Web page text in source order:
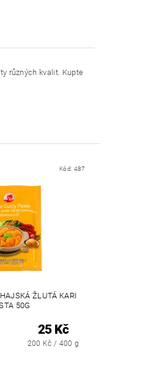
různých kvalit. Kupte
Kód: 487
ŽLUTÁ KARI
50G
25 Kč
200 Kč / 400 g